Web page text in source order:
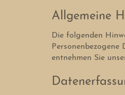
Allgemeine
Die folgenden
entnehmen Sie